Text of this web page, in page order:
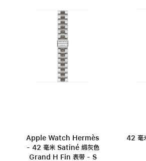
Apple Watch Hermès
- 42 毫米 Satiné 缎灰色
Grand H Fin 表带 - S
42 毫